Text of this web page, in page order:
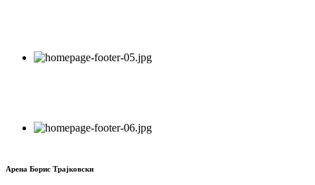
Арена Борис Трајковски